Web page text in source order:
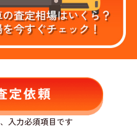
入力必須項目です